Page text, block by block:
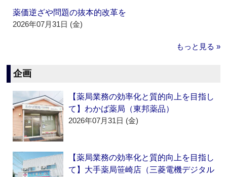
薬価逆ざや問題の抜本的改革を
2026年07月31日 (金)
もっと見る »
企画
【薬局業務の効率化と質的向上を目指し
て】わかば薬局（東邦薬品）
2026年07月31日 (金)
【薬局業務の効率化と質的向上を目指し
て】大手薬局笹崎店（三菱電機デジタル